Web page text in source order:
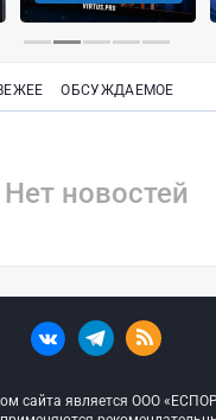
ОБСУЖДАЕМОЕ
Нет новостей
сайта является ООО